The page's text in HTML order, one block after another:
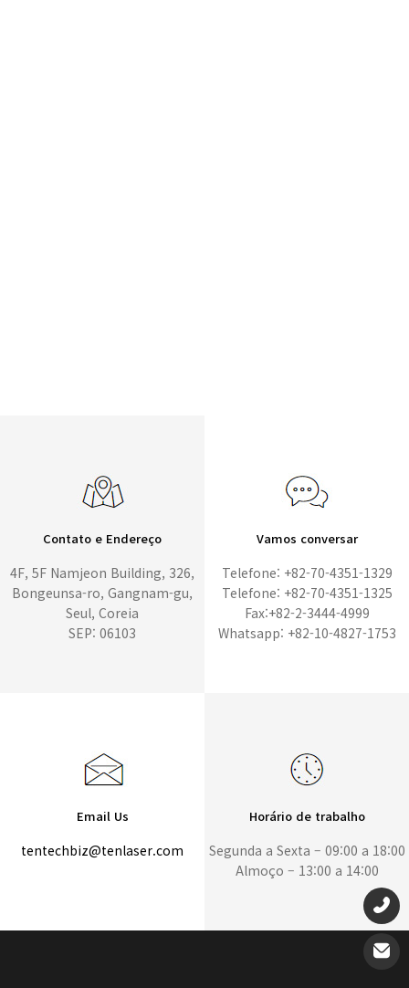
Contato e Endereço
4F, 5F Namjeon Building, 326,
Bongeunsa-ro, Gangnam-gu,
Seul, Coreia
SEP: 06103
Vamos conversar
Telefone: +82-70-4351-1329
Telefone: +82-70-4351-1325
Fax:+82-2-3444-4999
Whatsapp: +82-10-4827-1753
Email Us
tentechbiz@tenlaser.com
Horário de trabalho
Segunda a Sexta – 09:00 a 18:00
Almoço – 13:00 a 14:00